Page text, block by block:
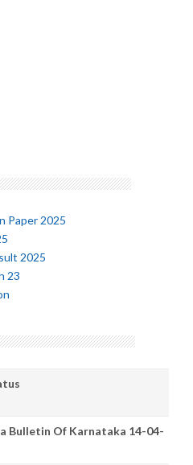
Paper 2025
2025
23
Bulletin Of Karnataka 14-04-